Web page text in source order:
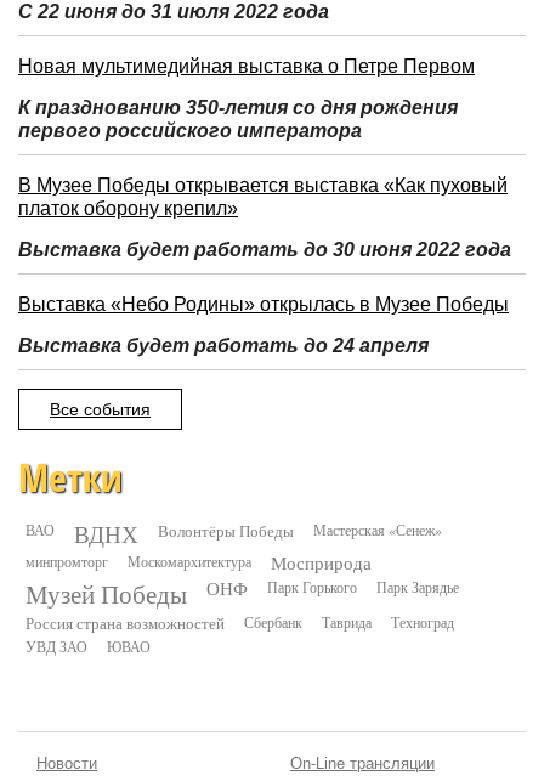
С 22 июня до 31 июля 2022 года
Новая мультимедийная выставка о Петре Первом
К празднованию 350-летия со дня рождения
первого российского императора
В Музее Победы открывается выставка «Как пуховый
платок оборону крепил»
Выставка будет работать до 30 июня 2022 года
Выставка «Небо Родины» открылась в Музее Победы
Выставка будет работать до 24 апреля
Все события
Метки
ВАО ВДНХ Волонтёры Победы
Мастерская «Сенеж»
минпромторг
Москомархитектура Мосприрода
Музей Победы ОНФ Парк Горького Парк Зарядье
Россия страна возможностей Сбербанк Таврида
Техноград
УВД ЗАО
ЮВАО
Новости
On-Line трансляции